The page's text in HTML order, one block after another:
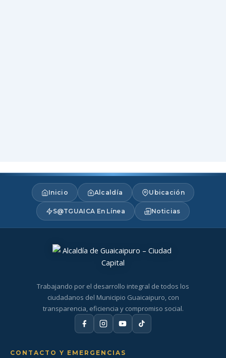
Inicio Alcaldía Ubicación
S@TGUAICA En Línea Noticias
Trabajando por el desarrollo integral de todos los
ciudadanos del Municipio Guaicaipuro, con
transparencia, eficiencia y compromiso social.
CONTACTO Y EMERGENCIAS